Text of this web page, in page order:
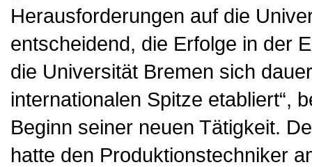
Herausforderungen auf die
entscheidend, die Erfolge in der
die Universität Bremen sich
internationalen Spitze etabliert“,
Beginn seiner neuen Tätigkeit.
hatte den Produktionstechniker